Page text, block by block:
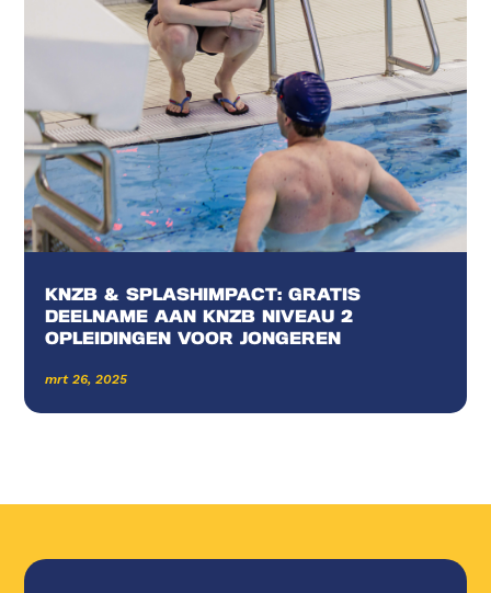
KNZB & SPLASHIMPACT: GRATIS
DEELNAME AAN KNZB NIVEAU 2
OPLEIDINGEN VOOR JONGEREN
mrt 26, 2025